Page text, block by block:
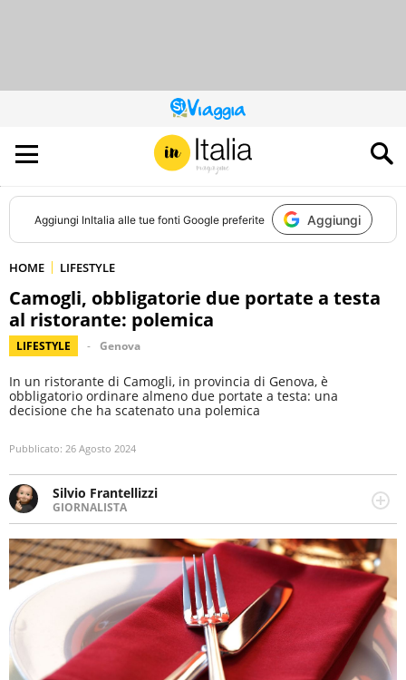
QUESTO
SITO
CONTRIBUISCE
ALL’AUDIENCE
DI
Aggiungi InItalia alle tue fonti Google preferite Aggiungi
HOME LIFESTYLE
Camogli, obbligatorie due portate a testa
al ristorante: polemica
LIFESTYLE Genova
In un ristorante di Camogli, in provincia di Genova, è
obbligatorio ordinare almeno due portate a testa: una
decisione che ha scatenato una polemica
Pubblicato: 26 Agosto 2024
Silvio Frantellizzi
GIORNALISTA
Giornalista pubblicista. Da oltre dieci anni si occupa di
informazione sul web, scrivendo di sport, attualità,
cronaca, motori, spettacolo e videogame.